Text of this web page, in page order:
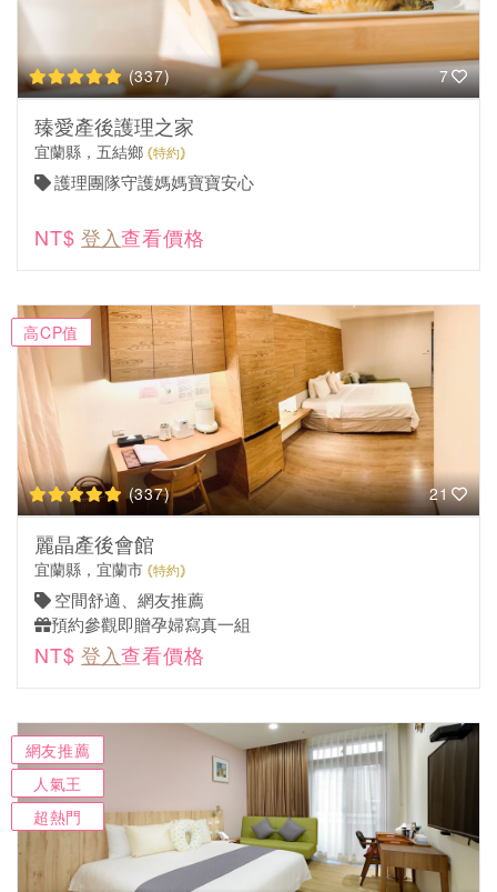
(337) 7
臻愛產後護理之家
宜蘭縣，五結鄉 特約
護理團隊守護媽媽寶寶安心
NT$登入查看價格
高CP值
(337) 21
麗晶產後會館
宜蘭縣，宜蘭市 特約
空間舒適、網友推薦
預約參觀即贈孕婦寫真一組
NT$登入查看價格
網友推薦
人氣王
超熱門